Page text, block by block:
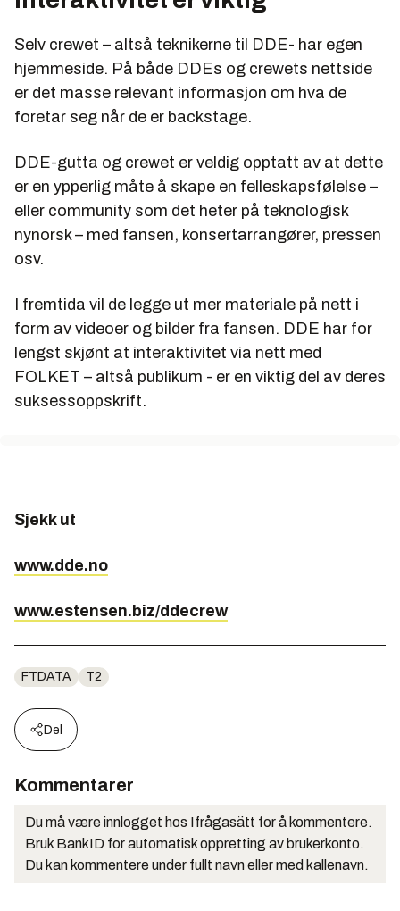
Selv crewet – altså teknikerne til DDE- har egen
hjemmeside. På både DDEs og crewets nettside
er det masse relevant informasjon om hva de
foretar seg når de er backstage.
DDE-gutta og crewet er veldig opptatt av at dette
er en ypperlig måte å skape en felleskapsfølelse –
eller community som det heter på teknologisk
nynorsk – med fansen, konsertarrangører, pressen
osv.
I fremtida vil de legge ut mer materiale på nett i
form av videoer og bilder fra fansen. DDE har for
lengst skjønt at interaktivitet via nett med
FOLKET – altså publikum - er en viktig del av deres
suksessoppskrift.
Sjekk ut
www.dde.no
www.estensen.biz/ddecrew
FTDATA T2
Del
Kommentarer
Du må være innlogget hos Ifrågasätt for å kommentere.
Bruk BankID for automatisk oppretting av brukerkonto.
Du kan kommentere under fullt navn eller med kallenavn.